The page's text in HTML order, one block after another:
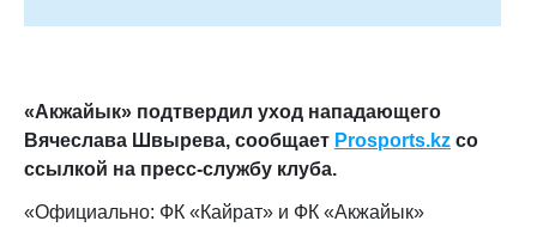
«Акжайык» подтвердил уход нападающего
Вячеслава Швырева, сообщает Prosports.kz со
ссылкой на пресс-службу клуба.
«Официально: ФК «Кайрат» и ФК «Акжайык»